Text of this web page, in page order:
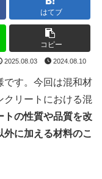
はてブ
コピー
2025.08.03 2024.08.10
です。今回は混和材
クリートにおける混
トの性質や品質を改
に加える材料のこ